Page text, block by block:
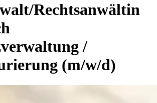
Rechtsanwältin
/
(m/w/d)